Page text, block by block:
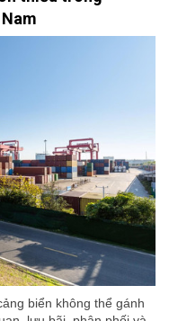
biển không thể gánh